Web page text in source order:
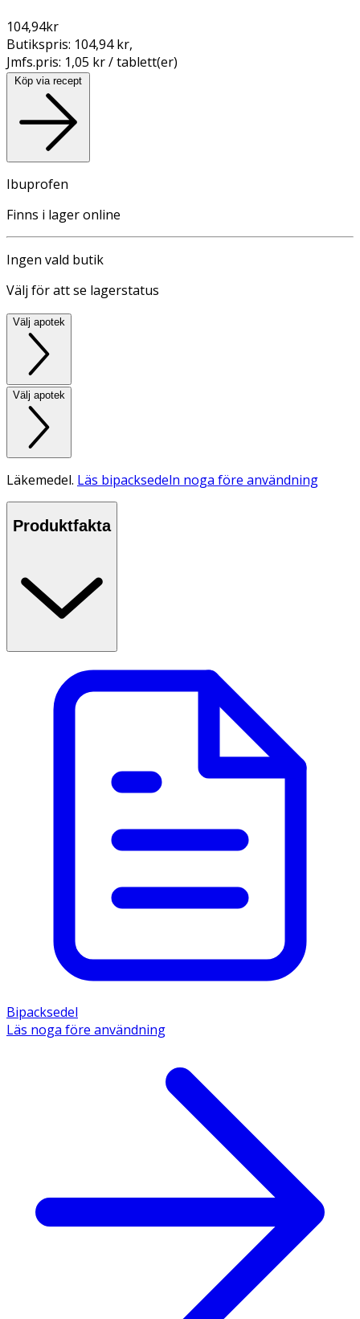
104,94kr
Butikspris: 104,94 kr,
Jmfs.pris: 1,05 kr / tablett(er)
Köp via recept
Ibuprofen
Finns i lager online
Ingen vald butik
Välj för att se lagerstatus
Välj apotek
Välj apotek
Läkemedel. Läs bipacksedeln noga före användning
Produktfakta
Bipacksedel
Läs noga före användning